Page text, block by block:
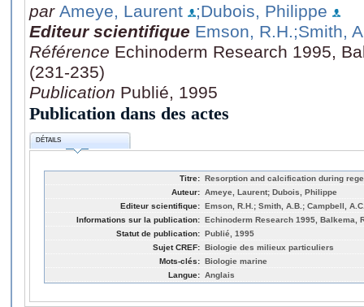
par Ameye, Laurent
;Dubois, Philippe
Editeur scientifique Emson, R.H.;Smith,
Référence Echinoderm Research 1995,
(231-235)
Publication Publié, 1995
Publication dans des actes
DÉTAILS
Titre: Resorption and calcification during
Auteur: Ameye, Laurent; Dubois, Philippe
Editeur scientifique: Emson, R.H.; Smith, A.B.; Campbell,
Informations sur la publication: Echinoderm Research 1995, Balkema,
Statut de publication: Publié, 1995
Sujet CREF: Biologie des milieux particuliers
Mots-clés: Biologie marine
Langue: Anglais